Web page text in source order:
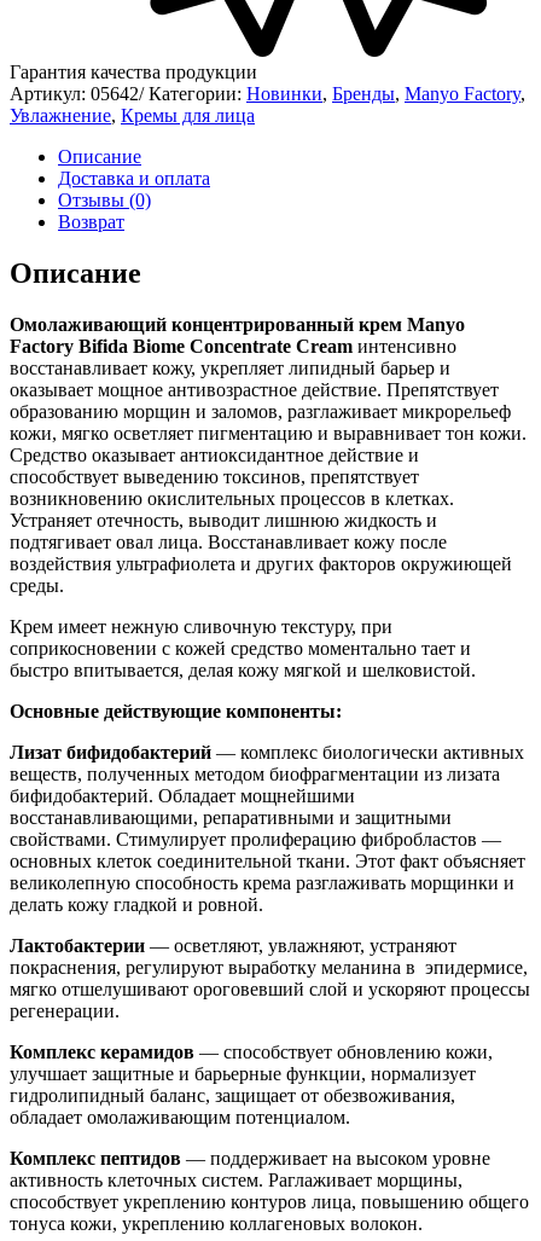
Гарантия качества продукции
Артикул: 05642/ Категории: Новинки, Бренды, Manyo Factory,
Увлажнение, Кремы для лица
Описание
Доставка и оплата
Отзывы (0)
Возврат
Описание
Омолаживающий концентрированный крем Manyo
Factory Bifida Biome Concentrate Cream интенсивно
восстанавливает кожу, укрепляет липидный барьер и
оказывает мощное антивозрастное действие. Препятствует
образованию морщин и заломов, разглаживает микрорельеф
кожи, мягко осветляет пигментацию и выравнивает тон кожи.
Средство оказывает антиоксидантное действие и
способствует выведению токсинов, препятствует
возникновению окислительных процессов в клетках.
Устраняет отечность, выводит лишнюю жидкость и
подтягивает овал лица. Восстанавливает кожу после
воздействия ультрафиолета и других факторов окружиющей
среды.
Крем имеет нежную сливочную текстуру, при
соприкосновении с кожей средство моментально тает и
быстро впитывается, делая кожу мягкой и шелковистой.
Основные действующие компоненты:
Лизат бифидобактерий — комплекс биологически активных
веществ, полученных методом биофрагментации из лизата
бифидобактерий. Обладает мощнейшими
восстанавливающими, репаративными и защитными
свойствами. Стимулирует пролиферацию фибробластов —
основных клеток соединительной ткани. Этот факт объясняет
великолепную способность крема разглаживать морщинки и
делать кожу гладкой и ровной.
Лактобактерии — осветляют, увлажняют, устраняют
покраснения, регулируют выработку меланина в эпидермисе,
мягко отшелушивают ороговевший слой и ускоряют процессы
регенерации.
Комплекс керамидов — способствует обновлению кожи,
улучшает защитные и барьерные функции, нормализует
гидролипидный баланс, защищает от обезвоживания,
обладает омолаживающим потенциалом.
Комплекс пептидов — поддерживает на высоком уровне
активность клеточных систем. Раглаживает морщины,
способствует укреплению контуров лица, повышению общего
тонуса кожи, укреплению коллагеновых волокон.